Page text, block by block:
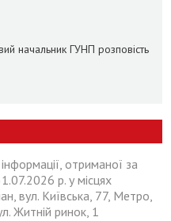
начальник ГУНП розповість
отриманої за
р. у місцях
вул. Київська, 77, Метро,
Житній ринок, 1